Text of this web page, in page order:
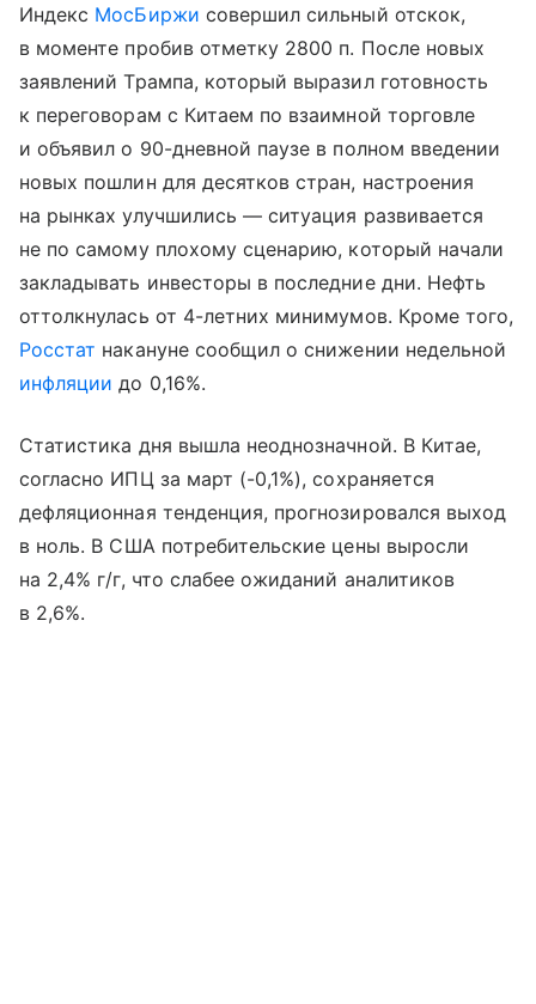
Индекс МосБиржи совершил сильный отскок,
в моменте пробив отметку 2800 п. После новых
заявлений Трампа, который выразил готовность
к переговорам с Китаем по взаимной торговле
и объявил о 90-дневной паузе в полном введении
новых пошлин для десятков стран, настроения
на рынках улучшились — ситуация развивается
не по самому плохому сценарию, который начали
закладывать инвесторы в последние дни. Нефть
оттолкнулась от 4-летних минимумов. Кроме того,
Росстат накануне сообщил о снижении недельной
инфляции до 0,16%.
Статистика дня вышла неоднозначной. В Китае,
согласно ИПЦ за март (-0,1%), сохраняется
дефляционная тенденция, прогнозировался выход
в ноль. В США потребительские цены выросли
на 2,4% г/г, что слабее ожиданий аналитиков
в 2,6%.